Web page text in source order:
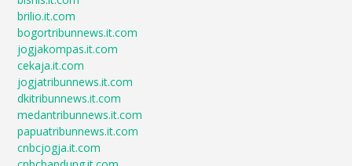
brilio.it.com
bogortribunnews.it.com
jogjakompas.it.com
cekaja.it.com
jogjatribunnews.it.com
dkitribunnews.it.com
medantribunnews.it.com
papuatribunnews.it.com
cnbcjogja.it.com